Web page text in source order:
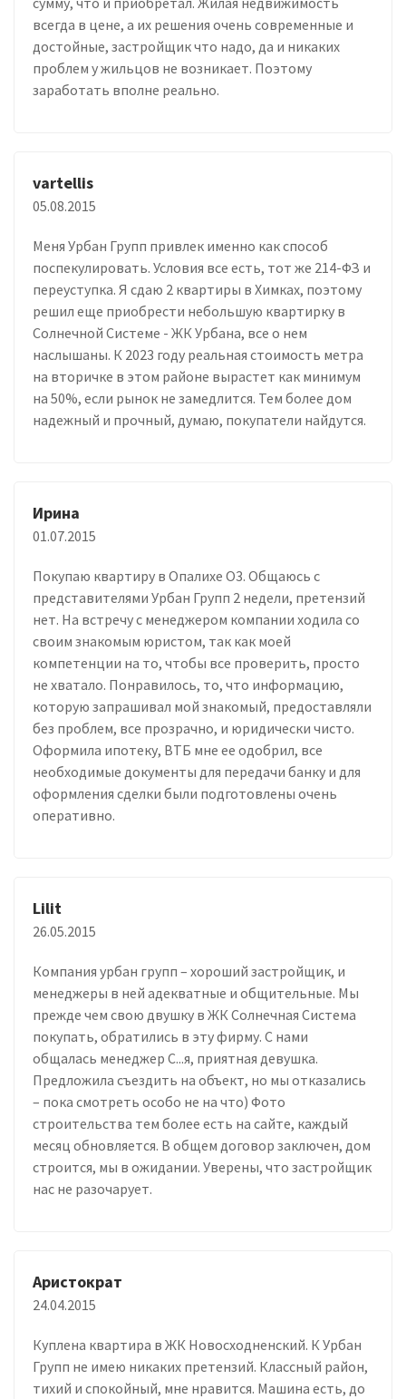
всегда в цене, а их решения очень современные и
достойные, застройщик что надо, да и никаких
проблем у жильцов не возникает. Поэтому
заработать вполне реально.
vartellis
05.08.2015
Меня Урбан Групп привлек именно как способ
поспекулировать. Условия все есть, тот же 214-ФЗ и
переуступка. Я сдаю 2 квартиры в Химках, поэтому
решил еще приобрести небольшую квартирку в
Солнечной Системе - ЖК Урбана, все о нем
наслышаны. К 2023 году реальная стоимость метра
на вторичке в этом районе вырастет как минимум
на 50%, если рынок не замедлится. Тем более дом
надежный и прочный, думаю, покупатели найдутся.
Ирина
01.07.2015
Покупаю квартиру в Опалихе О3. Общаюсь с
представителями Урбан Групп 2 недели, претензий
нет. На встречу с менеджером компании ходила со
своим знакомым юристом, так как моей
компетенции на то, чтобы все проверить, просто
не хватало. Понравилось, то, что информацию,
которую запрашивал мой знакомый, предоставляли
без проблем, все прозрачно, и юридически чисто.
Оформила ипотеку, ВТБ мне ее одобрил, все
необходимые документы для передачи банку и для
оформления сделки были подготовлены очень
оперативно.
Lilit
26.05.2015
Компания урбан групп – хороший застройщик, и
менеджеры в ней адекватные и общительные. Мы
прежде чем свою двушку в ЖК Солнечная Система
покупать, обратились в эту фирму. С нами
общалась менеджер С...я, приятная девушка.
Предложила съездить на объект, но мы отказались
– пока смотреть особо не на что) Фото
строительства тем более есть на сайте, каждый
месяц обновляется. В общем договор заключен, дом
строится, мы в ожидании. Уверены, что застройщик
нас не разочарует.
Аристократ
24.04.2015
Куплена квартира в ЖК Новосходненский. К Урбан
Групп не имею никаких претензий. Классный район,
тихий и спокойный, мне нравится. Машина есть, до